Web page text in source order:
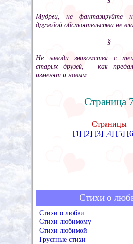
Мудрец, не фантазируйте
дружбой обстоятельства не
––§––
Не заводи знакомства с
старых друзей, – как
изменят и новым.
Страница 7
Страницы
[1] [2] [3] [4] [5]
Стихи о
Стихи о любви
Стихи любимому
Стихи любимой
Грустные стихи